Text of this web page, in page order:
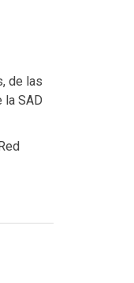
de las
la SAD